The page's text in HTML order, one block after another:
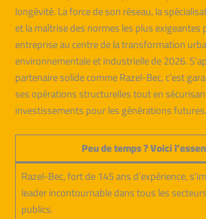
longévité. La force de son réseau, la
et la maîtrise des normes les plus exigeantes
entreprise au centre de la transformation
environnementale et industrielle de 2026.
partenaire solide comme Razel-Bec, c’est
ses opérations structurelles tout en
investissements pour les générations futures.
Peu de temps ? Voici
Razel-Bec, fort de 145 ans d’expérience,
leader incontournable dans tous les
publics.